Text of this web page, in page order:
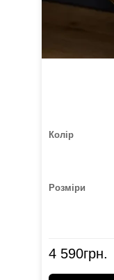
Колір
Розміри
4 590грн.